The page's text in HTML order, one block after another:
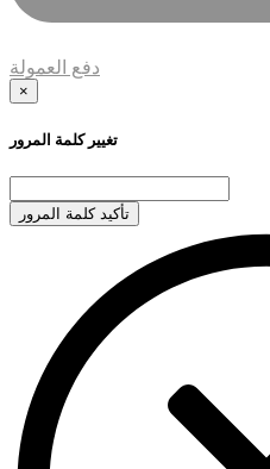
دفع العمولة
×
تغيير كلمة المرور
تأكيد كلمة المرور